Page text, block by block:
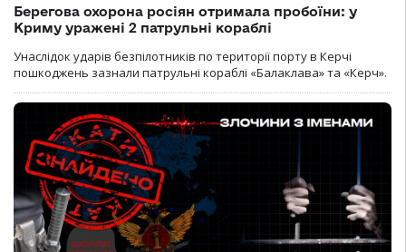
Берегова охорона росіян отримала пробоїни: у
Криму уражені 2 патрульні кораблі
Унаслідок ударів безпілотників по території порту в Керчі
пошкоджень зазнали патрульні кораблі «Балаклава» та «Керч».